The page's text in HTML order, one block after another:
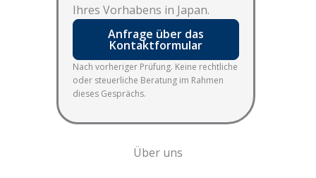
Ihres Vorhabens in Japan.
Anfrage über das
Kontaktformular
Nach vorheriger Prüfung. Keine rechtliche
oder steuerliche Beratung im Rahmen
dieses Gesprächs.
Über uns